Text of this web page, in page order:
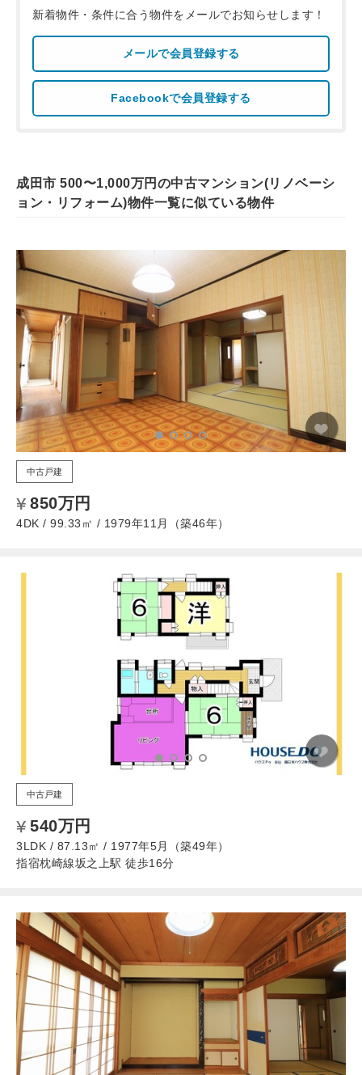
新着物件・条件に合う物件をメールでお知らせします！
メールで会員登録する
Facebookで会員登録する
成田市 500〜1,000万円の中古マンション(リノベーシ
ョン・リフォーム)物件一覧に似ている物件
中古戸建
850万円
4DK / 99.33㎡ / 1979年11月（築46年）
中古戸建
540万円
3LDK / 87.13㎡ / 1977年5月（築49年）
指宿枕崎線坂之上駅 徒歩16分